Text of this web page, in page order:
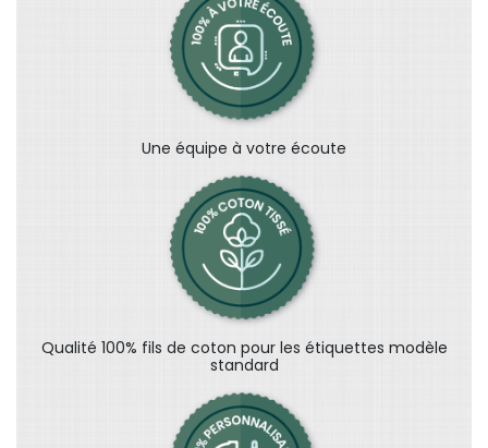
Une équipe à votre écoute
Qualité 100% fils de coton pour les étiquettes modèle
standard